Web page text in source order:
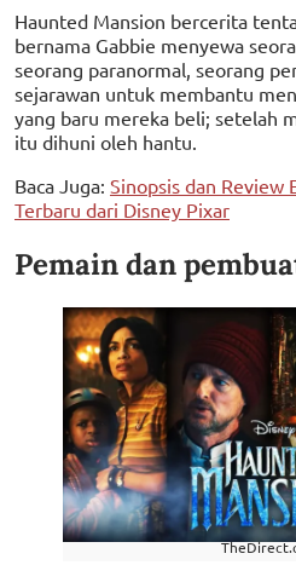
Haunted Mansion bercerita
bernama Gabbie menyewa
seorang paranormal, seorang
sejarawan untuk membantu
yang baru mereka beli; setelah
itu dihuni oleh hantu.
Baca Juga: Sinopsis dan Review
Terbaru dari Disney Pixar
Pemain dan